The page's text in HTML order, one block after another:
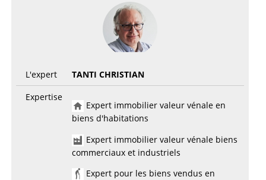
L'expert
TANTI CHRISTIAN
Expertise
Expert immobilier valeur vénale en
biens d'habitations
Expert immobilier valeur vénale biens
commerciaux et industriels
Expert pour les biens vendus en